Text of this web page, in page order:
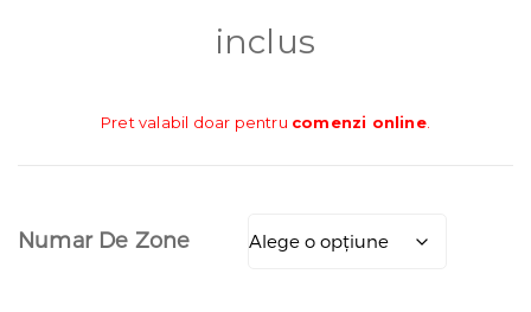
inclus
Pret valabil doar pentru comenzi online.
Numar De Zone